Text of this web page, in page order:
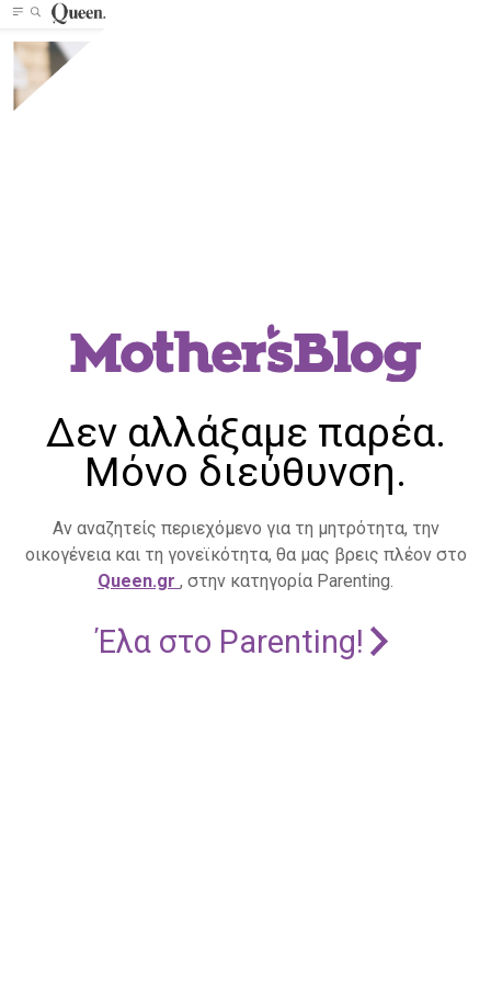
Δεν αλλάξαμε παρέα.
Μόνο διεύθυνση.
Αν αναζητείς περιεχόμενο για τη μητρότητα, την
οικογένεια και τη γονεϊκότητα, θα μας βρεις πλέον στο
Queen.gr , στην κατηγορία Parenting.
Έλα στο Parenting!